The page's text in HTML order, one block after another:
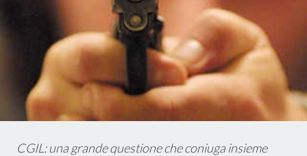
CGIL: una grande questione che coniuga insieme